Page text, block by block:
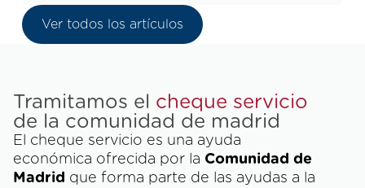
Ver todos los artículos
Tramitamos el cheque servicio
de la comunidad de madrid
El cheque servicio es una ayuda
económica ofrecida por la Comunidad de
Madrid que forma parte de las ayudas a la